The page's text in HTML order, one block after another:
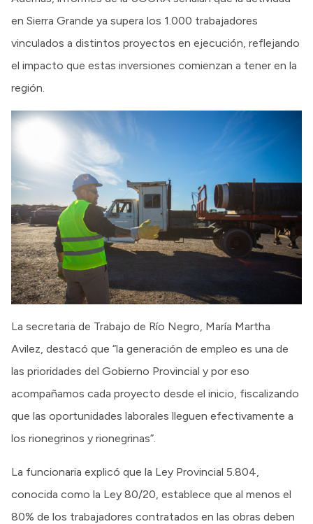
en Sierra Grande ya supera los 1.000 trabajadores
vinculados a distintos proyectos en ejecución, reflejando
el impacto que estas inversiones comienzan a tener en la
región.
La secretaria de Trabajo de Río Negro, María Martha
Avilez, destacó que “la generación de empleo es una de
las prioridades del Gobierno Provincial y por eso
acompañamos cada proyecto desde el inicio, fiscalizando
que las oportunidades laborales lleguen efectivamente a
los rionegrinos y rionegrinas”.
La funcionaria explicó que la Ley Provincial 5.804,
conocida como la Ley 80/20, establece que al menos el
80% de los trabajadores contratados en las obras deben